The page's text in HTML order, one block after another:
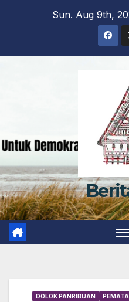
Sun. Aug 9th,
DOLOK PANRIBUAN